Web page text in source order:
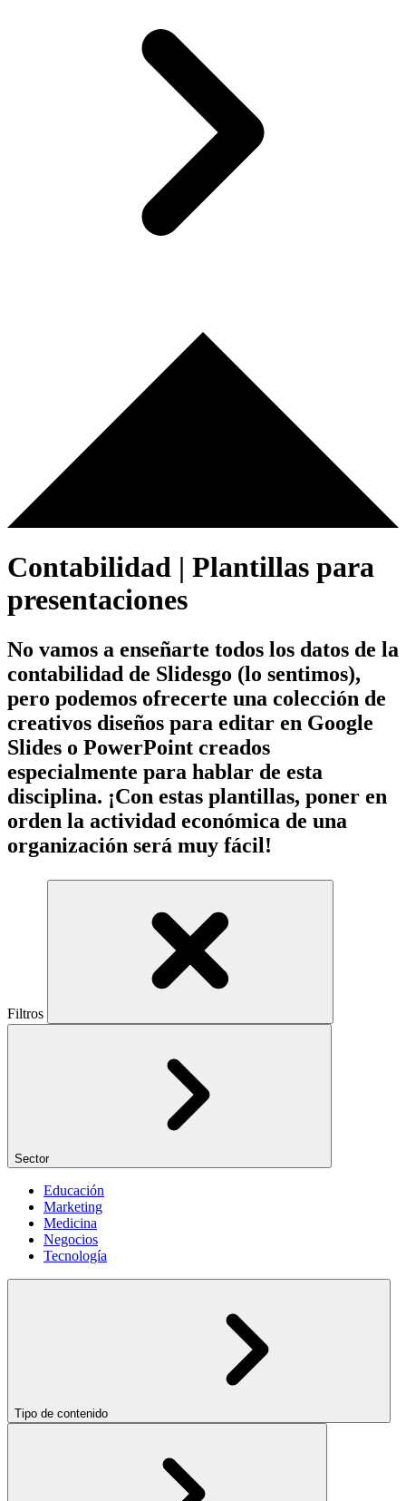
Contabilidad | Plantillas para
presentaciones
No vamos a enseñarte todos los datos de la
contabilidad de Slidesgo (lo sentimos),
pero podemos ofrecerte una colección de
creativos diseños para editar en Google
Slides o PowerPoint creados
especialmente para hablar de esta
disciplina. ¡Con estas plantillas, poner en
orden la actividad económica de una
organización será muy fácil!
Filtros
Sector
Educación
Marketing
Medicina
Negocios
Tecnología
Tipo de contenido